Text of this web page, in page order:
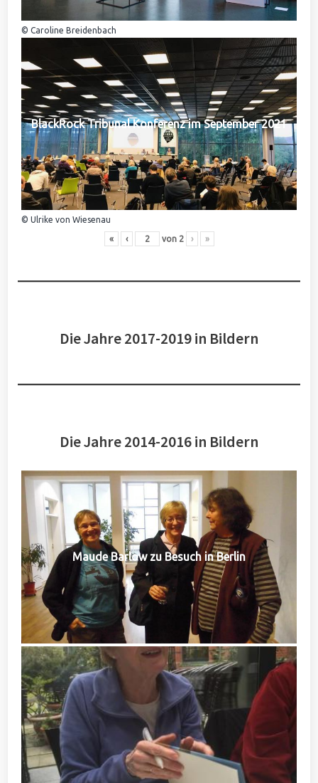
© Caroline Breidenbach
BlackRock Tribunal Konferenz im September 2021
© Ulrike von Wiesenau
« ‹ von 2 › »
Die Jahre 2017-2019 in Bildern
Die Jahre 2014-2016 in Bildern
Maude Barlow zu Besuch in Berlin